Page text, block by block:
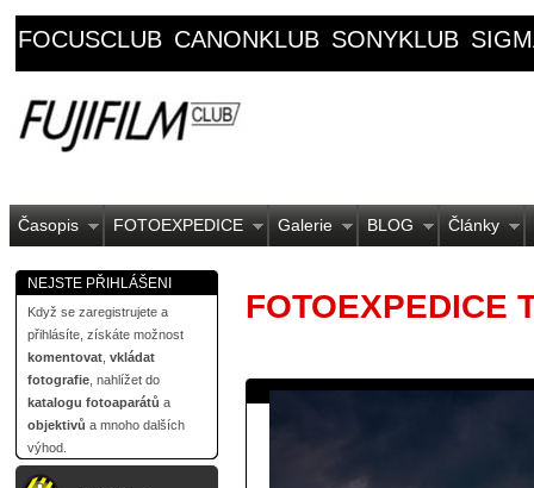
FOCUSCLUB CANONKLUB SONYKLUB
Časopis FOTOEXPEDICE Galerie BLOG Články
NEJSTE PŘIHLÁŠENI
Když se zaregistrujete a
přihlásíte, získáte možnost
komentovat vkládat
fotografie , nahlížet do
katalogu fotoaparátů a
objektivů a mnoho dalších
výhod.
FOTOEXPEDICE